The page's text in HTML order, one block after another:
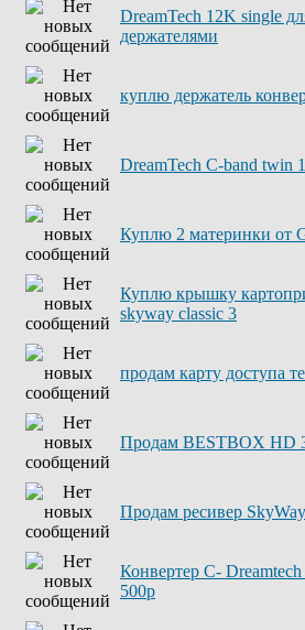
DreamTech 12K single
держателями
куплю держатель
DreamTech C-band twin
Куплю 2 материнки от
Куплю крышку
skyway classic 3
продам карту доступа
Продам BESTBOX HD
Продам ресивер
Конвертер С-
500р